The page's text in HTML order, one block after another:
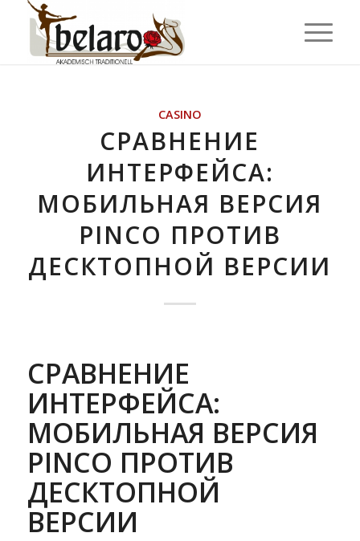
CASINO
СРАВНЕНИЕ
ИНТЕРФЕЙСА:
МОБИЛЬНАЯ ВЕРСИЯ
PINCO ПРОТИВ
ДЕСКТОПНОЙ ВЕРСИИ
СРАВНЕНИЕ
ИНТЕРФЕЙСА:
МОБИЛЬНАЯ ВЕРСИЯ
PINCO ПРОТИВ
ДЕСКТОПНОЙ
ВЕРСИИ